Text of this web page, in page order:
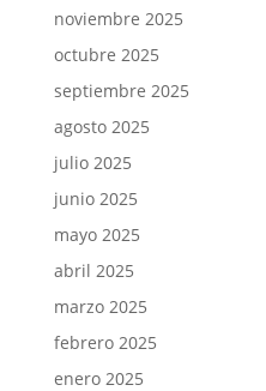
noviembre 2025
octubre 2025
septiembre 2025
agosto 2025
julio 2025
junio 2025
mayo 2025
abril 2025
marzo 2025
febrero 2025
enero 2025